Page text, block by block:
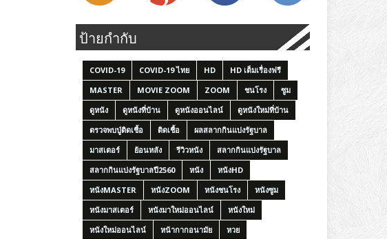
ป้ายกำกับ
COVID-19 COVID-19 ไทย HD
HD เต็มเรื่องฟรี
MASTER
MOVIE ZOOM ZOOM ชนโรง
ซูม
ดูหนัง
ดูหนังที่บ้าน ดูหนังออนไลน์
ดูหนังใหม่ที่บ้าน
ตรวจพบปู่ติดเชื้อ
ติดเชื้อ
ผลสลากกินแบ่งรัฐบาล
มาสเตอร์
ย้อนหลัง รีวิวหนัง
สลากกินแบ่งรัฐบาล
สลากกินแบ่งรัฐบาลปี2560
หนัง
หนังHD
หนังMASTER
หนังZOOM หนังชนโรง
หนังซูม
หนังมาสเตอร์
หนังมาใหม่ออนไลน์
หนังใหม่
หนังใหม่ออนไลน์
หน้ากากอนามัย
หวย